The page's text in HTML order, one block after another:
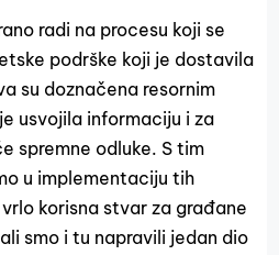
radi na procesu koji se
podrške koji je dostavila
su doznačena resornim
usvojila informaciju i za
spremne odluke. S tim
u implementaciju tih
korisna stvar za građane
smo i tu napravili jedan dio